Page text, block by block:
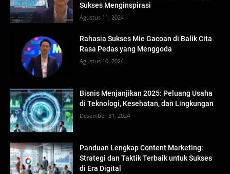
Sukses Menginspirasi
Agustus 11, 2024
Rahasia Sukses Mie Gacoan di Balik Cita
Rasa Pedas yang Menggoda
Agustus 10, 2024
Bisnis Menjanjikan 2025: Peluang Usaha
di Teknologi, Kesehatan, dan Lingkungan
Desember 31, 2024
Panduan Lengkap Content Marketing:
Strategi dan Taktik Terbaik untuk Sukses
di Era Digital